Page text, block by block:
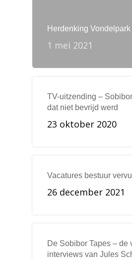
Herdenking
1 mei 2021
TV-uitzending –
dat niet bevrijd werd
23 oktober 2020
Vacatures bestuur
26 december 2021
De Sobibor Tapes – de
interviews van Jules